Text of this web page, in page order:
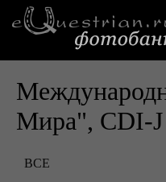
Мира", CDI-J
ВСЕ